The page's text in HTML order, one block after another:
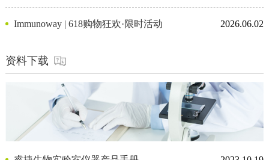
Immunoway | 618购物狂欢·限时活动 2026.06.02
资料下载